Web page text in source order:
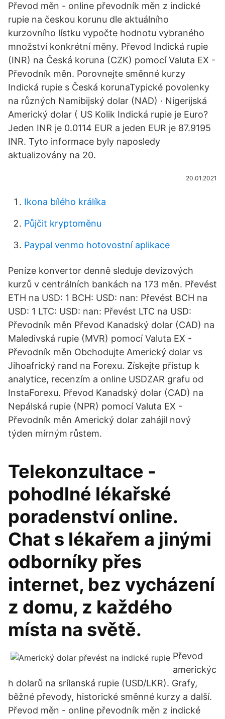
Převod měn - online převodník měn z indické
rupie na českou korunu dle aktuálního
kurzovního lístku vypočte hodnotu vybraného
množství konkrétní měny. Převod Indická rupie
(INR) na Česká koruna (CZK) pomocí Valuta EX -
Převodník měn. Porovnejte směnné kurzy
Indická rupie s Česká korunaTypické povolenky
na různých Namibijský dolar (NAD) · Nigerijská
Americký dolar ( US Kolik Indická rupie je Euro?
Jeden INR je 0.0114 EUR a jeden EUR je 87.9195
INR. Tyto informace byly naposledy
aktualizovány na 20.
20.01.2021
Ikona bílého králíka
Půjčit kryptoměnu
Paypal venmo hotovostní aplikace
Peníze konvertor denně sleduje devizových
kurzů v centrálních bankách na 173 měn. Převést
ETH na USD: 1 BCH: USD: nan: Převést BCH na
USD: 1 LTC: USD: nan: Převést LTC na USD:
Převodník měn Převod Kanadský dolar (CAD) na
Maledivská rupie (MVR) pomocí Valuta EX -
Převodník měn Obchodujte Americký dolar vs
Jihoafrický rand na Forexu. Získejte přístup k
analytice, recenzím a online USDZAR grafu od
InstaForexu. Převod Kanadský dolar (CAD) na
Nepálská rupie (NPR) pomocí Valuta EX -
Převodník měn Americký dolar zahájil nový
týden mírným růstem.
Telekonzultace -
pohodlné lékařské
poradenství online.
Chat s lékařem a jinými
odborníky přes
internet, bez vycházení
z domu, z každého
místa na světě.
Převod
americkýc
h dolarů na srílanská rupie (USD/LKR). Grafy,
běžné převody, historické směnné kurzy a další.
Převod měn - online převodník měn z indické